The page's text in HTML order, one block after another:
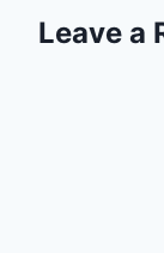
Leave a